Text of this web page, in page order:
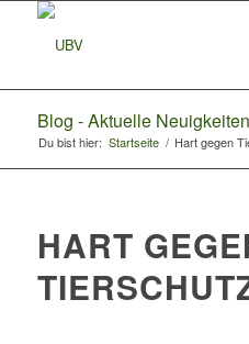
Blog - Aktuelle Neuigkeiten
Du bist hier: Startseite / Hart gegen
HART